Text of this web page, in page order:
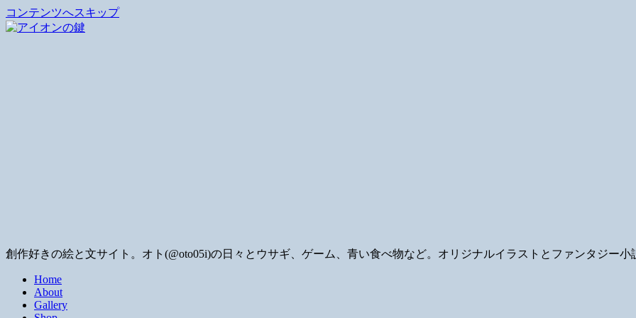
コンテンツへスキップ
創作好きの絵と文サイト。オト(@oto05i)の日々とウサギ、ゲーム、青い食べ物など。オリジナルイラストとファンタジー小
Home
About
Gallery